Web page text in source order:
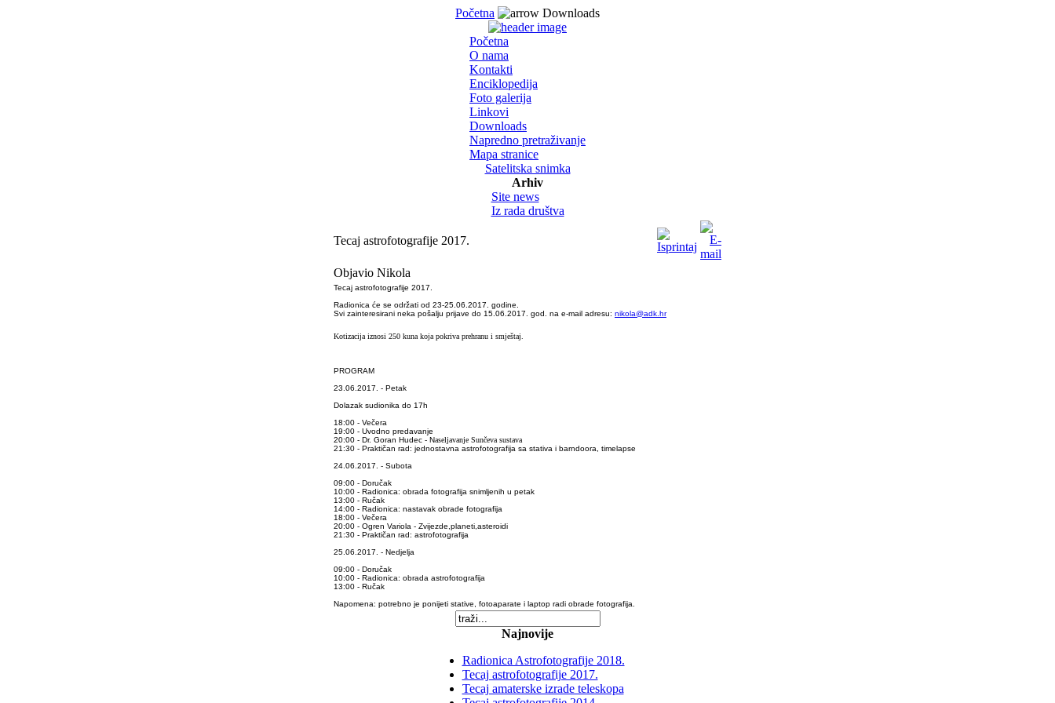
Početna Downloads
Početna
O nama
Kontakti
Enciklopedija
Foto galerija
Linkovi
Downloads
Napredno pretraživanje
Mapa stranice
Satelitska snimka
Arhiv
Site news
Iz rada društva
Tecaj astrofotografije 2017.
Objavio Nikola
Tecaj astrofotografije 2017.
Radionica će se održati od 23-25.06.2017. godine.
Svi zainteresirani neka pošalju prijave do 15.06.2017. god. na e-mail adresu: nikola@adk.hr
Kotizacija iznosi 250 kuna koja pokriva prehranu i smještaj.
PROGRAM
23.06.2017. - Petak
Dolazak sudionika do 17h
18:00 - Večera
19:00 - Uvodno predavanje
20:00 - Dr. Goran Hudec - Naseljavanje Sunčeva sustava
21:30 - Praktičan rad: jednostavna astrofotografija sa stativa i barndoora, timelapse
24.06.2017. - Subota
09:00 - Doručak
10:00 - Radionica: obrada fotografija snimljenih u petak
13:00 - Ručak
14:00 - Radionica: nastavak obrade fotografija
18:00 - Večera
20:00 - Ogren Variola - Zvijezde,planeti,asteroidi
21:30 - Praktičan rad: astrofotografija
25.06.2017. - Nedjelja
09:00 - Doručak
10:00 - Radionica: obrada astrofotografija
13:00 - Ručak
Napomena: potrebno je ponijeti stative, fotoaparate i laptop radi obrade fotografija.
Najnovije
Radionica Astrofotografije 2018.
Tecaj astrofotografije 2017.
Tecaj amaterske izrade teleskopa